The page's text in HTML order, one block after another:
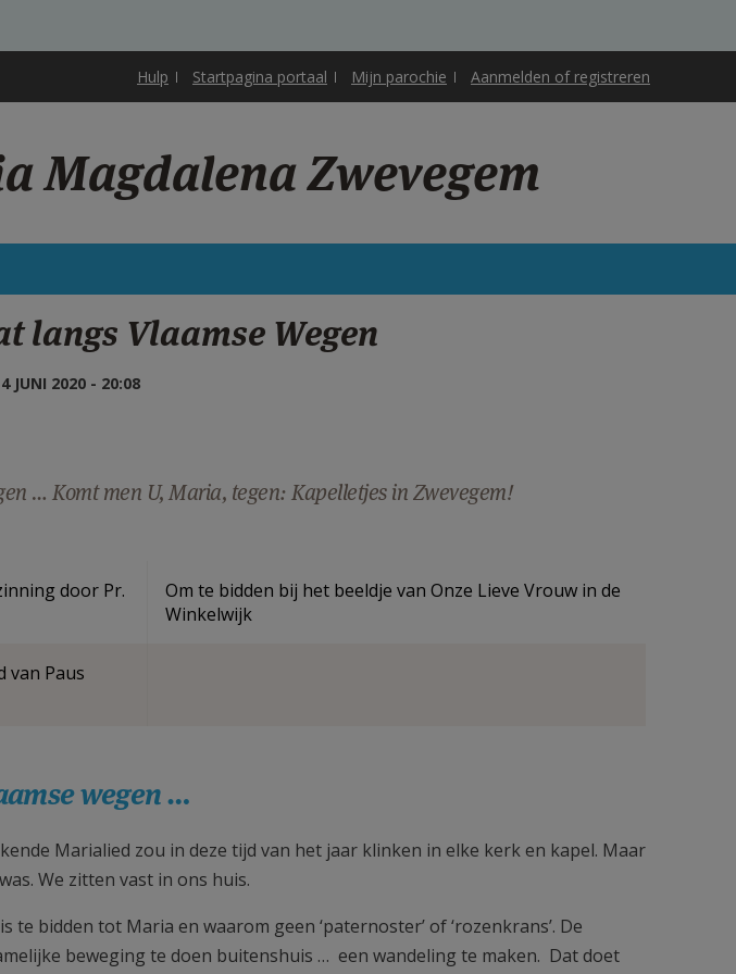
Hulp Startpagina portaal Mijn parochie Aanmelden of registreren
Magdalena Zwevegem
langs Vlaamse Wegen
JUNI 2020 - 20:08
… Komt men U, Maria, tegen: Kapelletjes in Zwevegem!
door Pr.
Om te bidden bij het beeldje van Onze Lieve Vrouw in de
Winkelwijk
van Paus
wegen …
Marialied zou in deze tijd van het jaar klinken in elke kerk en kapel. Maar
We zitten vast in ons huis.
te bidden tot Maria en waarom geen ‘paternoster’ of ‘rozenkrans’. De
beweging te doen buitenshuis … een wandeling te maken. Dat doet